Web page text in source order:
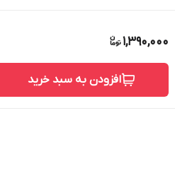
1,390,000
افزودن به سبد خرید